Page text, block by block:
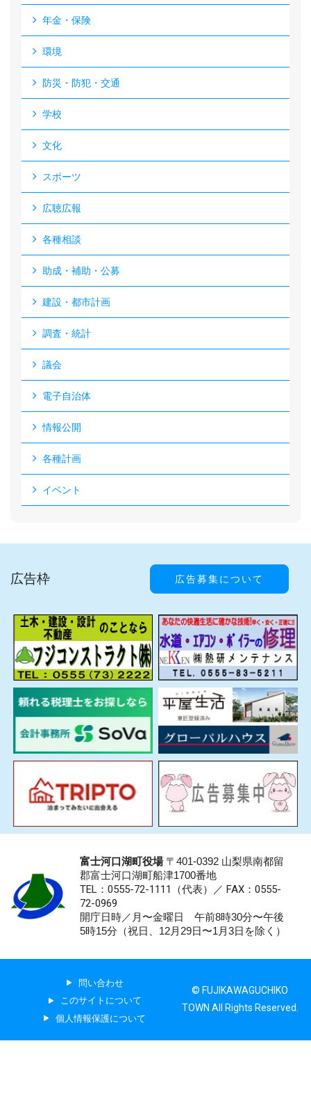
年金・保険
環境
防災・防犯・交通
学校
文化
スポーツ
広聴広報
各種相談
助成・補助・公募
建設・都市計画
調査・統計
議会
電子自治体
情報公開
各種計画
イベント
広告枠 広告募集について
富士河口湖町役場〒401-0392 山梨県南都留
郡富士河口湖町船津1700番地
TEL：0555-72-1111 （代表）／ FAX：0555-
72-0969
開庁日時／月〜金曜日 午前8時30分〜午後
5時15分（祝日、12月29日〜1月3日を除く）
問い合わせ
このサイトについて
個人情報保護について
© FUJIKAWAGUCHIKO
TOWN All Rights Reserved.